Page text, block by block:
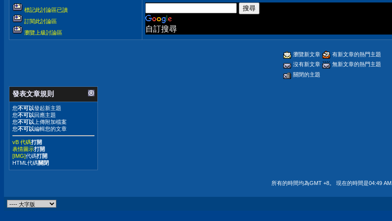
標記此討論區已讀
訂閱此討論區
瀏覽上級討論區
自訂搜尋
瀏覽新文章
有新文章的熱門主題
沒有新文章
無新文章的熱門主題
關閉的主題
發表文章規則
您不可以發起新主題
您不可以回應主題
您不可以 上傳附加檔案
您不可以編輯您的文章
vB 代碼打開
表情圖示打開
[IMG]代碼打開
HTML代碼關閉
所有的時間均為GMT +8。 現在的時間是04:49 AM